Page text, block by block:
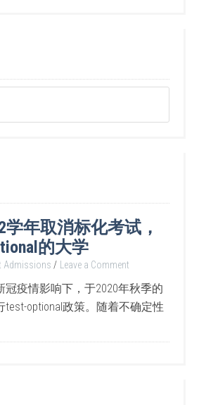
学年取消标化考试，
的大学
Admissions Leave a Comment
冠疫情影响下，于2020年秋季的
optional政策。随着不确定性